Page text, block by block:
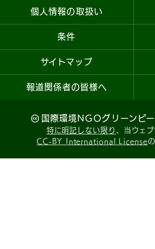
個人情報の取扱い
条件
サイトマップ
報道関係者の皆様へ
国際環境NGOグリーンピ
特に明記しない限り 、当ウェブ
CC-BY International License